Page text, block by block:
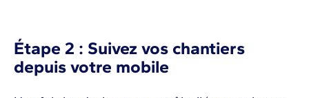
Étape 2 : Suivez vos chantiers
depuis votre mobile